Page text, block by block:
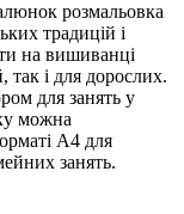
розмальовка
традицій і
на вишиванці
так і для дорослих.
для занять у
можна
А4 для
занять.